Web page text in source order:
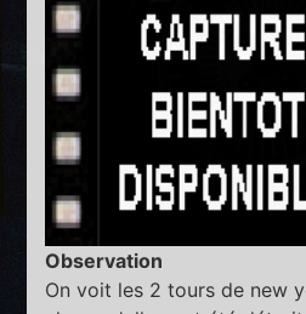
Observation
On voit les 2 tours de new